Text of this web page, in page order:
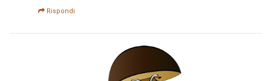
Rispondi